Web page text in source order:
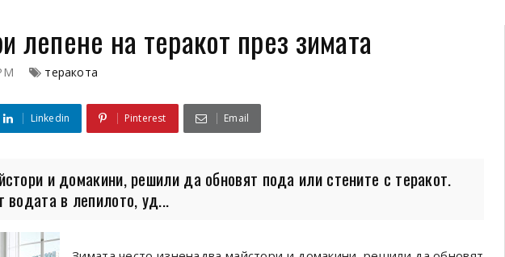
лепене на теракот през зимата
теракота
Linkedin Pinterest Email
и домакини, решили да обновят пода или стените с теракот.
водата в лепилото, уд...